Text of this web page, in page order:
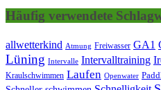
Häufig verwendete
allwetterkind Atmung Freiwasser GA1
Lüning Intervalle Intervalltraining
Kraulschwimmen Laufen Openwater